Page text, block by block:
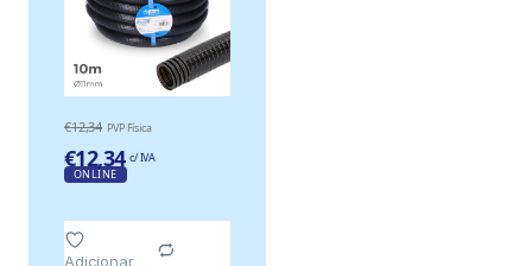
€12,34 PVP Física
€12,34 c/ IVA
ONLINE
Adicionar